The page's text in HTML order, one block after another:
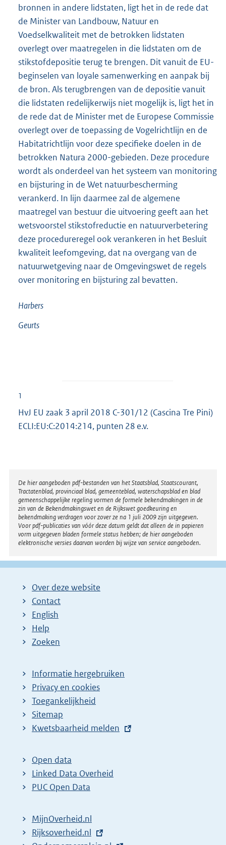
bronnen in andere lidstaten, ligt het in de rede dat
de Minister van Landbouw, Natuur en
Voedselkwaliteit met de betrokken lidstaten
overlegt over maatregelen in die lidstaten om de
stikstofdepositie terug te brengen. Dit vanuit de EU-
beginselen van loyale samenwerking en aanpak bij
de bron. Als terugbrengen van de depositie vanuit
die lidstaten redelijkerwijs niet mogelijk is, ligt het in
de rede dat de Minister met de Europese Commissie
overlegt over de toepassing de Vogelrichtlijn en de
Habitatrichtlijn voor deze specifieke doelen in de
betrokken Natura 2000-gebieden. Deze procedure
wordt als onderdeel van het systeem van monitoring
en bijsturing in de Wet natuurbescherming
verankerd. In lijn daarmee zal de algemene
maatregel van bestuur die uitvoering geeft aan het
wetsvoorstel stikstofreductie en natuurverbetering
deze procedureregel ook verankeren in het Besluit
kwaliteit leefomgeving, dat na overgang van de
natuurwetgeving naar de Omgevingswet de regels
over monitoring en bijsturing zal bevatten.
Harbers
Geurts
1
HvJ EU zaak 3 april 2018 C-301/12 (Cascina Tre Pini)
ECLI:EU:C:2014:214, punten 28 e.v.
Disclaimer
De hier aangeboden pdf-bestanden van het Staatsblad, Staatscourant,
Tractatenblad, provinciaal blad, gemeenteblad, waterschapsblad en blad
gemeenschappelijke regeling vormen de formele bekendmakingen in de
zin van de Bekendmakingswet en de Rijkswet goedkeuring en
bekendmaking verdragen voor zover ze na 1 juli 2009 zijn uitgegeven.
Voor pdf-publicaties van vóór deze datum geldt dat alleen de in papieren
vorm uitgegeven bladen formele status hebben; de hier aangeboden
elektronische versies daarvan worden bij wijze van service aangeboden.
Over deze website
Contact
English
Help
Zoeken
Informatie hergebruiken
Privacy en cookies
Toegankelijkheid
Sitemap
E
t
e
r
l
i
Kwetsbaarheid melden
Open data
Linked Data Overheid
PUC Open Data
MijnOverheid.nl
E
Rijksoverheid.nl